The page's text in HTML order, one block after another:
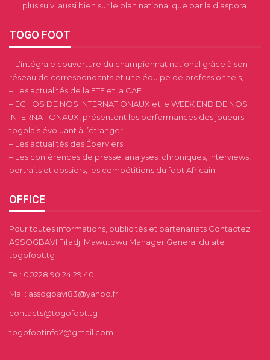
plus suivi aussi bien sur le plan national que par la diaspora.
TOGO FOOT
– L’intégrale couverture du championnat national grâce à son
réseau de correspondants et une équipe de professionnels,
– Les actualités de la FTF et la CAF
– ECHOS DE NOS INTERNATIONAUX et le WEEK END DE NOS
INTERNATIONAUX, présentent les performances des joueurs
togolais évoluant à l’étranger,
– Les actualités des Éperviers
– Les conférences de presse, analyses, chroniques, interviews,
portraits et dossiers, les compétitions du foot Africain.
OFFICE
Pour toutes informations, publicités et partenariats Contactez
ASSOGBAVI Fifadji Mawutowu Manager General du site
togofoot.tg
Tel: 00228 90 24 29 40
Mail: assogbavi83@yahoo.fr
contacts@togofoot.tg
togofootinfo2@gmail.com